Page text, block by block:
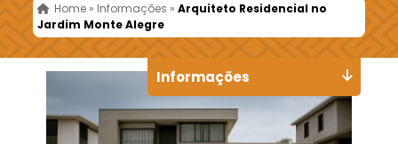
Home » Informações »Arquiteto Residencial no
Jardim Monte Alegre
Informações